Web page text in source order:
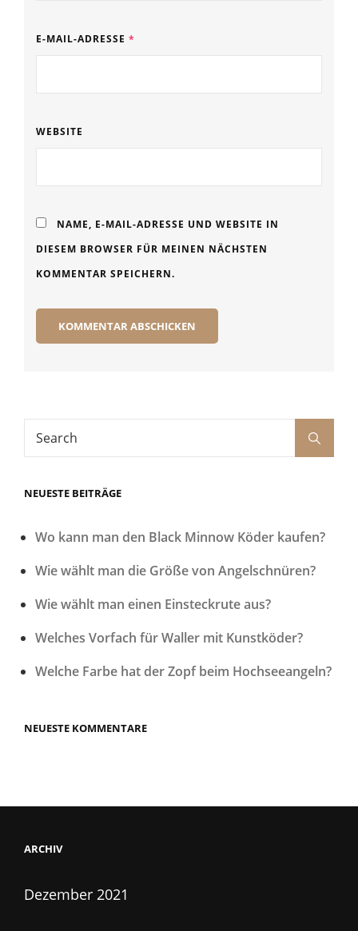
E-MAIL-ADRESSE *
WEBSITE
NAME, E-MAIL-ADRESSE UND WEBSITE IN
DIESEM BROWSER FÜR MEINEN NÄCHSTEN
KOMMENTAR SPEICHERN.
Search
NEUESTE BEITRÄGE
Wo kann man den Black Minnow Köder kaufen?
Wie wählt man die Größe von Angelschnüren?
Wie wählt man einen Einsteckrute aus?
Welches Vorfach für Waller mit Kunstköder?
Welche Farbe hat der Zopf beim Hochseeangeln?
NEUESTE KOMMENTARE
ARCHIV
Dezember 2021